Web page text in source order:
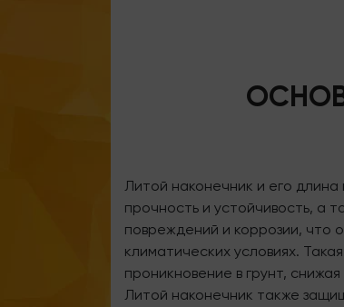
Литой наконечник и его
прочность и устойчивость, а
повреждений и коррозии, что
климатических условиях.
проникновение в грунт,
Литой наконечник также